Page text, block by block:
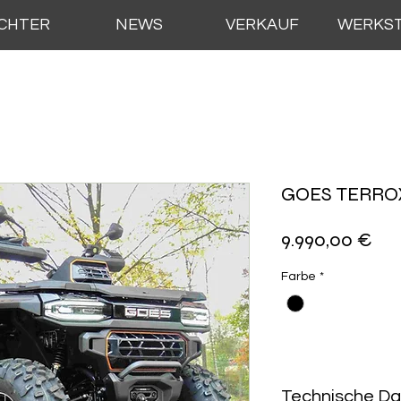
NEWS VERKAUF
GOES
9.990,00 €
Farbe *
Technische